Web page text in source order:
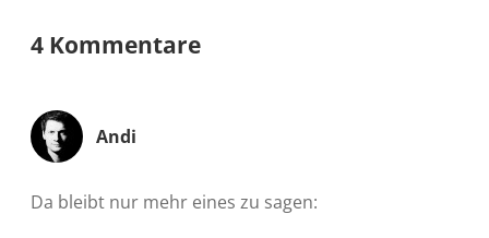
4 Kommentare
Andi
Da bleibt nur mehr eines zu sagen: